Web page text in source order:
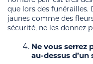
que lors des funérailles.
jaunes comme des
sécurité, ne les donnez
Ne vous serrez
au-dessus d’un